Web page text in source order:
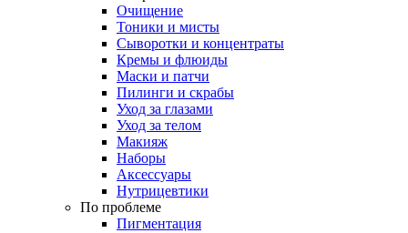
Очищение
Тоники и мисты
Сыворотки и концентраты
Кремы и флюиды
Маски и патчи
Пилинги и скрабы
Уход за глазами
Уход за телом
Макияж
Наборы
Аксессуары
Нутрицевтики
По проблеме
Пигментация